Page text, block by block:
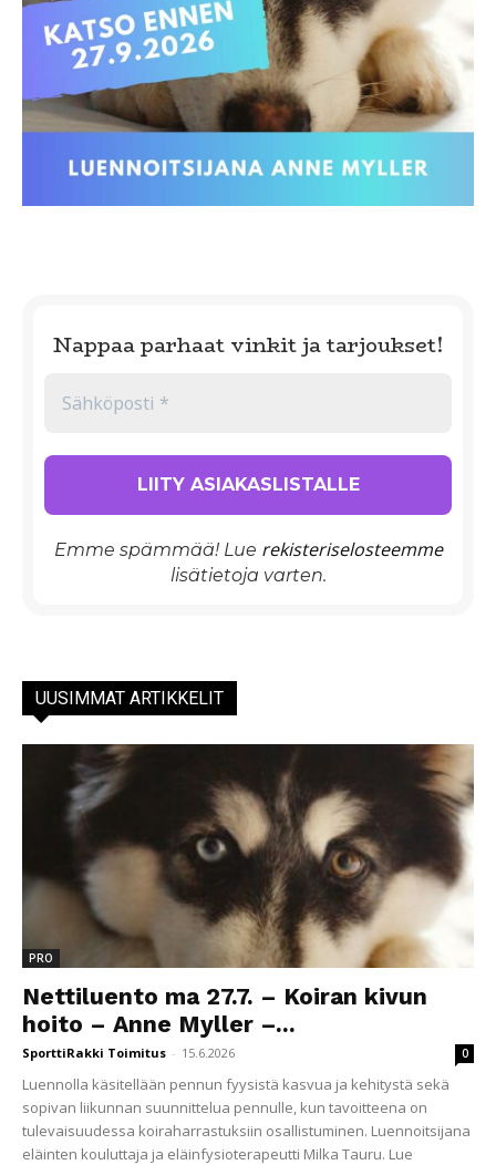
Nappaa parhaat vinkit ja tarjoukset!
Emme spämmää! Lue rekisteriselosteemme
lisätietoja varten.
UUSIMMAT ARTIKKELIT
PRO
Nettiluento ma 27.7. – Koiran kivun
hoito – Anne Myller –...
SporttiRakki Toimitus - 15.6.2026 0
Luennolla käsitellään pennun fyysistä kasvua ja kehitystä sekä
sopivan liikunnan suunnittelua pennulle, kun tavoitteena on
tulevaisuudessa koiraharrastuksiin osallistuminen. Luennoitsijana
eläinten kouluttaja ja eläinfysioterapeutti Milka Tauru. Lue